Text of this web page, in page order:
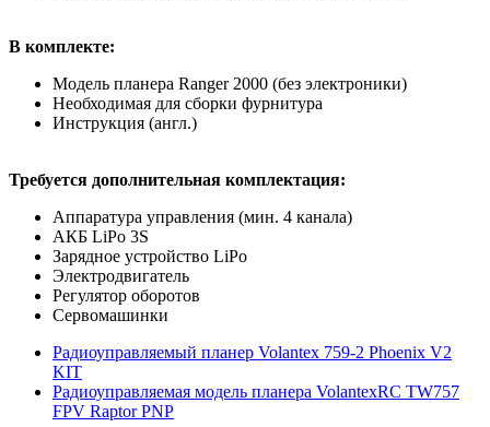
В комплекте:
Модель планера Ranger 2000 (без электроники)
Необходимая для сборки фурнитура
Инструкция (англ.)
Требуется дополнительная комплектация:
Аппаратура управления (мин. 4 канала)
АКБ LiPo 3S
Зарядное устройство LiPo
Электродвигатель
Регулятор оборотов
Сервомашинки
Радиоуправляемый планер Volantex 759-2 Phoenix V2
KIT
Радиоуправляемая модель планера VolantexRC TW757
FPV Raptor PNP